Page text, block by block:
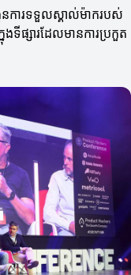
នការទទួលស្គាល់ម៉ាករបស់
ងទីផ្សារដែលមានការប្រកួត